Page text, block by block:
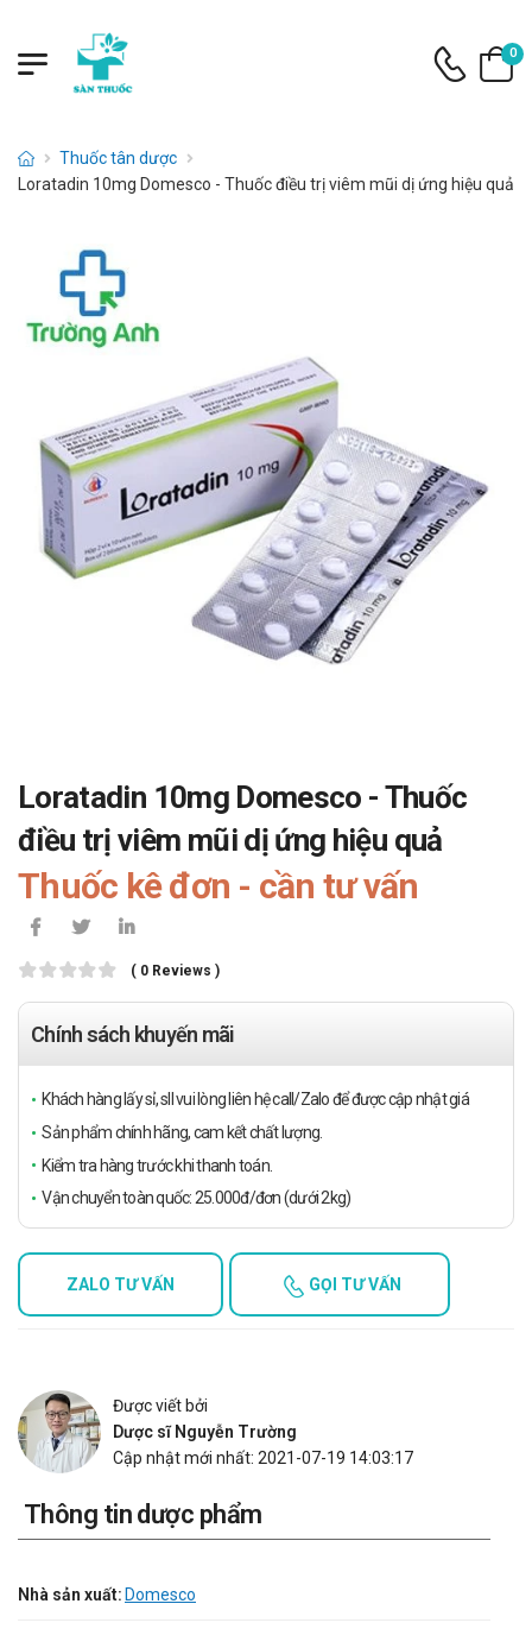
0
Thuốc tân dược
Loratadin 10mg Domesco - Thuốc điều trị viêm mũi dị ứng hiệu quả
Loratadin 10mg Domesco - Thuốc
điều trị viêm mũi dị ứng hiệu quả
Thuốc kê đơn - cần tư vấn
( 0 Reviews )
Chính sách khuyến mãi
Khách hàng lấy sỉ, sll vui lòng liên hệ call/Zalo để được cập nhật giá
Sản phẩm chính hãng, cam kết chất lượng.
Kiểm tra hàng trước khi thanh toán.
Vận chuyển toàn quốc: 25.000đ/đơn (dưới 2kg)
ZALO TƯ VẤN GỌI TƯ VẤN
Được viết bởi
Dược sĩ Nguyễn Trường
Cập nhật mới nhất: 2021-07-19 14:03:17
Thông tin dược phẩm
Nhà sản xuất: Domesco